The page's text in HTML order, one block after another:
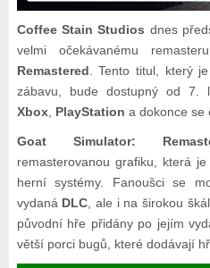
Coffee Stain Studios dnes
velmi očekávanému
Remastered . Tento titul, který
zábavu, bude dostupný od 7.
Xbox, PlayStation a dokonce se
Goat Simulator:
remasterovanou grafiku, která
herní systémy. Fanoušci se
vydaná DLC , ale i na širokou
původní hře přidány po jejím
větší porci bugů, které dodávají